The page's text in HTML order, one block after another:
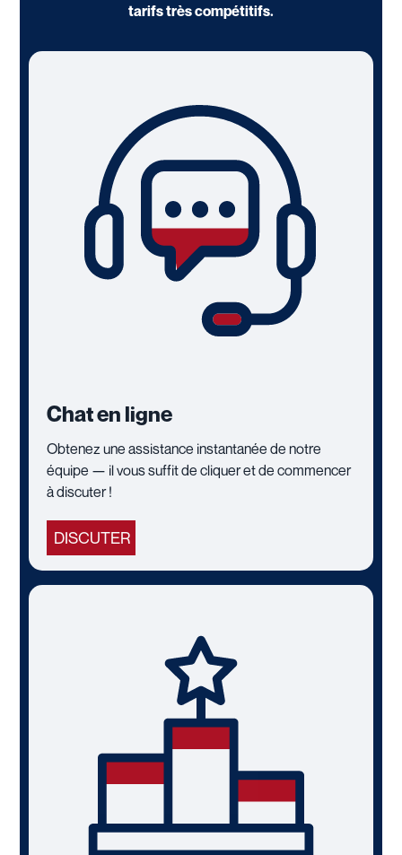
tarifs très compétitifs.
Chat en ligne
Obtenez une assistance instantanée de notre
équipe — il vous suffit de cliquer et de commencer
à discuter !
DISCUTER